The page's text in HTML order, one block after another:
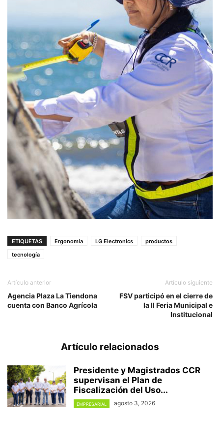
ETIQUETAS Ergonomía LG Electronics
productos
tecnología
Artículo anterior
Agencia Plaza La Tiendona
cuenta con Banco Agrícola
Artículo siguiente
FSV participó en el cierre de
la II Feria Municipal e
Institucional
Artículo relacionados
Presidente y Magistrados CCR
supervisan el Plan de
Fiscalización del Uso...
EMPRESARIAL agosto 3, 2026